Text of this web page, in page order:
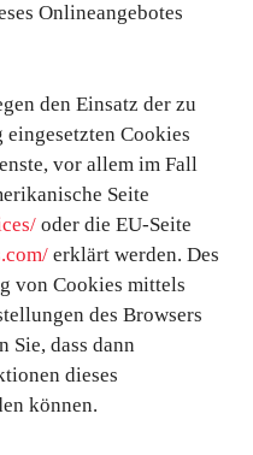
Onlineangebotes
den Einsatz der zu
Cookies
vor allem im Fall
Seite
oder die EU-Seite
erklärt werden. Des
von Cookies mittels
des Browsers
Sie, dass dann
dieses
können.